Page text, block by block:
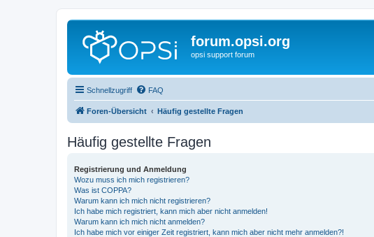
forum.opsi.org
opsi support forum
Schnellzugriff FAQ
Foren-Übersicht Häufig gestellte Fragen
Häufig gestellte Fragen
Registrierung und Anmeldung
Wozu muss ich mich registrieren?
Was ist COPPA?
Warum kann ich mich nicht registrieren?
Ich habe mich registriert, kann mich aber nicht anmelden!
Warum kann ich mich nicht anmelden?
Ich habe mich vor einiger Zeit registriert, kann mich aber nicht mehr anmelden?!